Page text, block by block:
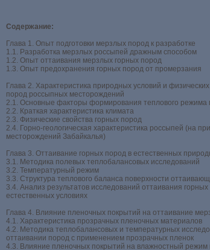
Содержание:
Глава 1. Опыт подготовки мерзлых пород к разработке
1.1. Разработка мерзлых россыпей дражным способом
1.2. Опыт оттаивания мерзлых горных пород
1.3. Опыт предохранения горных пород от промерзания
Глава 2. Характеристика природных условий и
пород россыпных месторождений
2.1. Основные факторы формирования теплового режима
2.2. Краткая характеристика климата
2.3. Физические свойства горных пород
2.4. Горно-геологическая характеристика россыпей (на
месторождений Забайкалья)
Глава 3. Оттаивание горных пород в естественных
3.1. Методика полевых теплобалансовых исследований
3.2. Температурный режим
3.3. Структура теплового баланса поверхности
3.4. Анализ результатов исследований оттаивания
естественных условиях
Глава 4. Влияние пленочных покрытий на оттаивание
4.1. Характеристика прозрачных пленочных материалов
4.2. Методика теплобалансовых и температурных
оттаивании пород с применением прозрачных пленок
4.3. Влияние пленочных покрытий на влажностный режим